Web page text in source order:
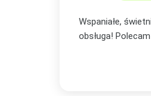
Zakupiłam
zachwycona i